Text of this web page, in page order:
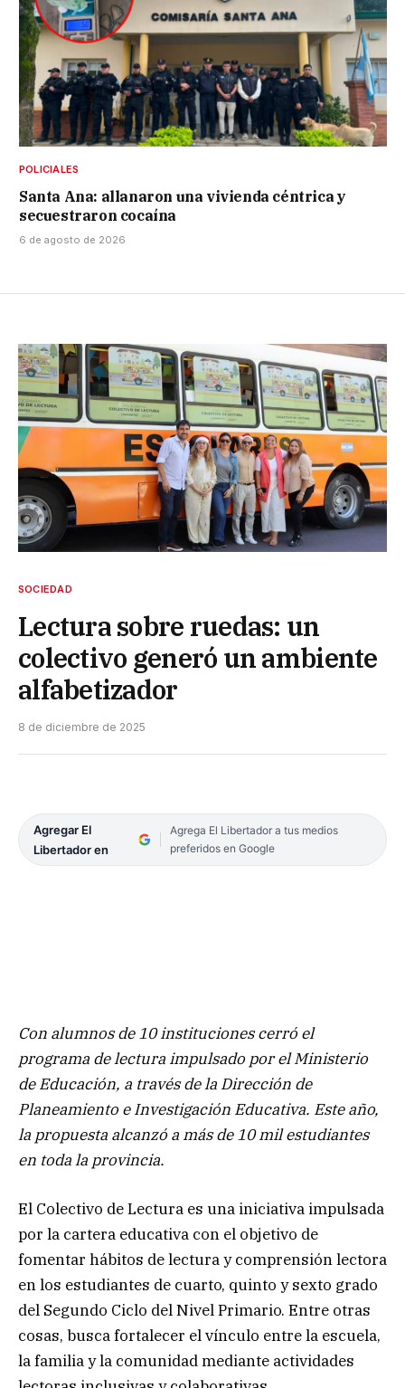
POLICIALES
Santa Ana: allanaron una vivienda céntrica y
secuestraron cocaína
6 de agosto de 2026
SOCIEDAD
Lectura sobre ruedas: un
colectivo generó un ambiente
alfabetizador
8 de diciembre de 2025
Agregar El
Libertador en
Agrega El Libertador a tus medios
preferidos en Google
Con alumnos de 10 instituciones cerró el
programa de lectura impulsado por el Ministerio
de Educación, a través de la Dirección de
Planeamiento e Investigación Educativa. Este año,
la propuesta alcanzó a más de 10 mil estudiantes
en toda la provincia.
El Colectivo de Lectura es una iniciativa impulsada
por la cartera educativa con el objetivo de
fomentar hábitos de lectura y comprensión lectora
en los estudiantes de cuarto, quinto y sexto grado
del Segundo Ciclo del Nivel Primario. Entre otras
cosas, busca fortalecer el vínculo entre la escuela,
la familia y la comunidad mediante actividades